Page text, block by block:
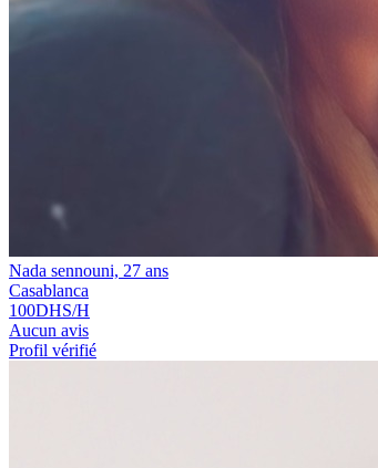
Nada sennouni, 27 ans
Casablanca
100DHS/H
Aucun avis
Profil vérifié